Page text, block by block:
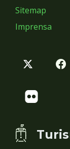
Sitemap
Imprensa